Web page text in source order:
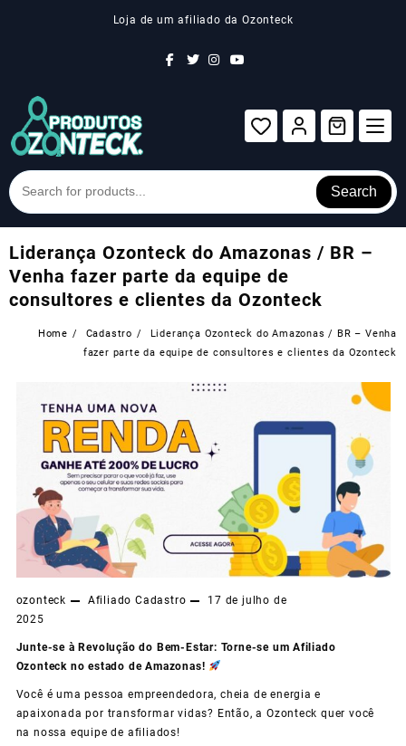
Loja de um afiliado da Ozonteck
Search
Liderança Ozonteck do Amazonas / BR –
Venha fazer parte da equipe de
consultores e clientes da Ozonteck
Home Cadastro
Liderança Ozonteck do Amazonas / BR – Venha
fazer parte da equipe de consultores e clientes da Ozonteck
ozonteck Afiliado Cadastro
17 de julho de
2025
Junte-se à Revolução do Bem-Estar: Torne-se um Afiliado
Ozonteck no estado de Amazonas!
Você é uma pessoa empreendedora, cheia de energia e
apaixonada por transformar vidas? Então, a Ozonteck quer você
na nossa equipe de afiliados!